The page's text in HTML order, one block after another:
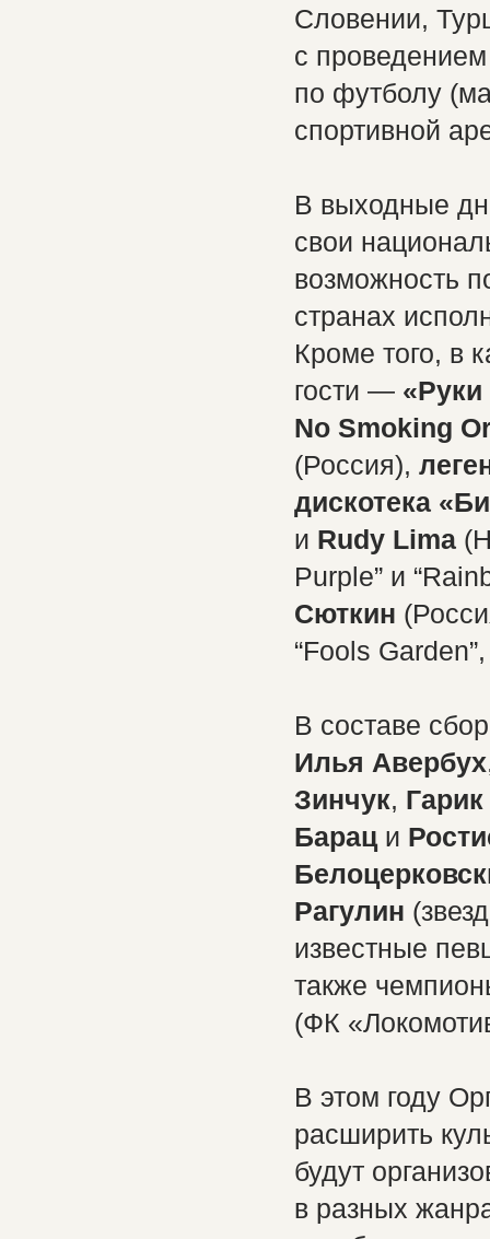
Словении,
с
по футболу
спортивной
В выходные
свои
возможность
странах
Кроме того, в
гости —
No Smoking
(Россия),
дискотека
и Rudy Lima
Purple” и
Сюткин
“Fools
В составе
Илья Авербух
Зинчук,
Бараци
Рагулин
известные
также
(ФК
В этом году
расширить
будут
в разных